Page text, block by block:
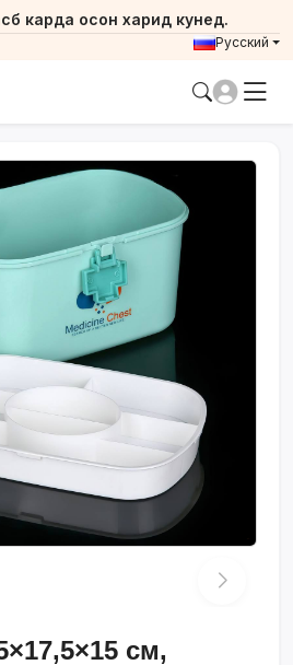
карда осон харид кунед.
Русский
см,